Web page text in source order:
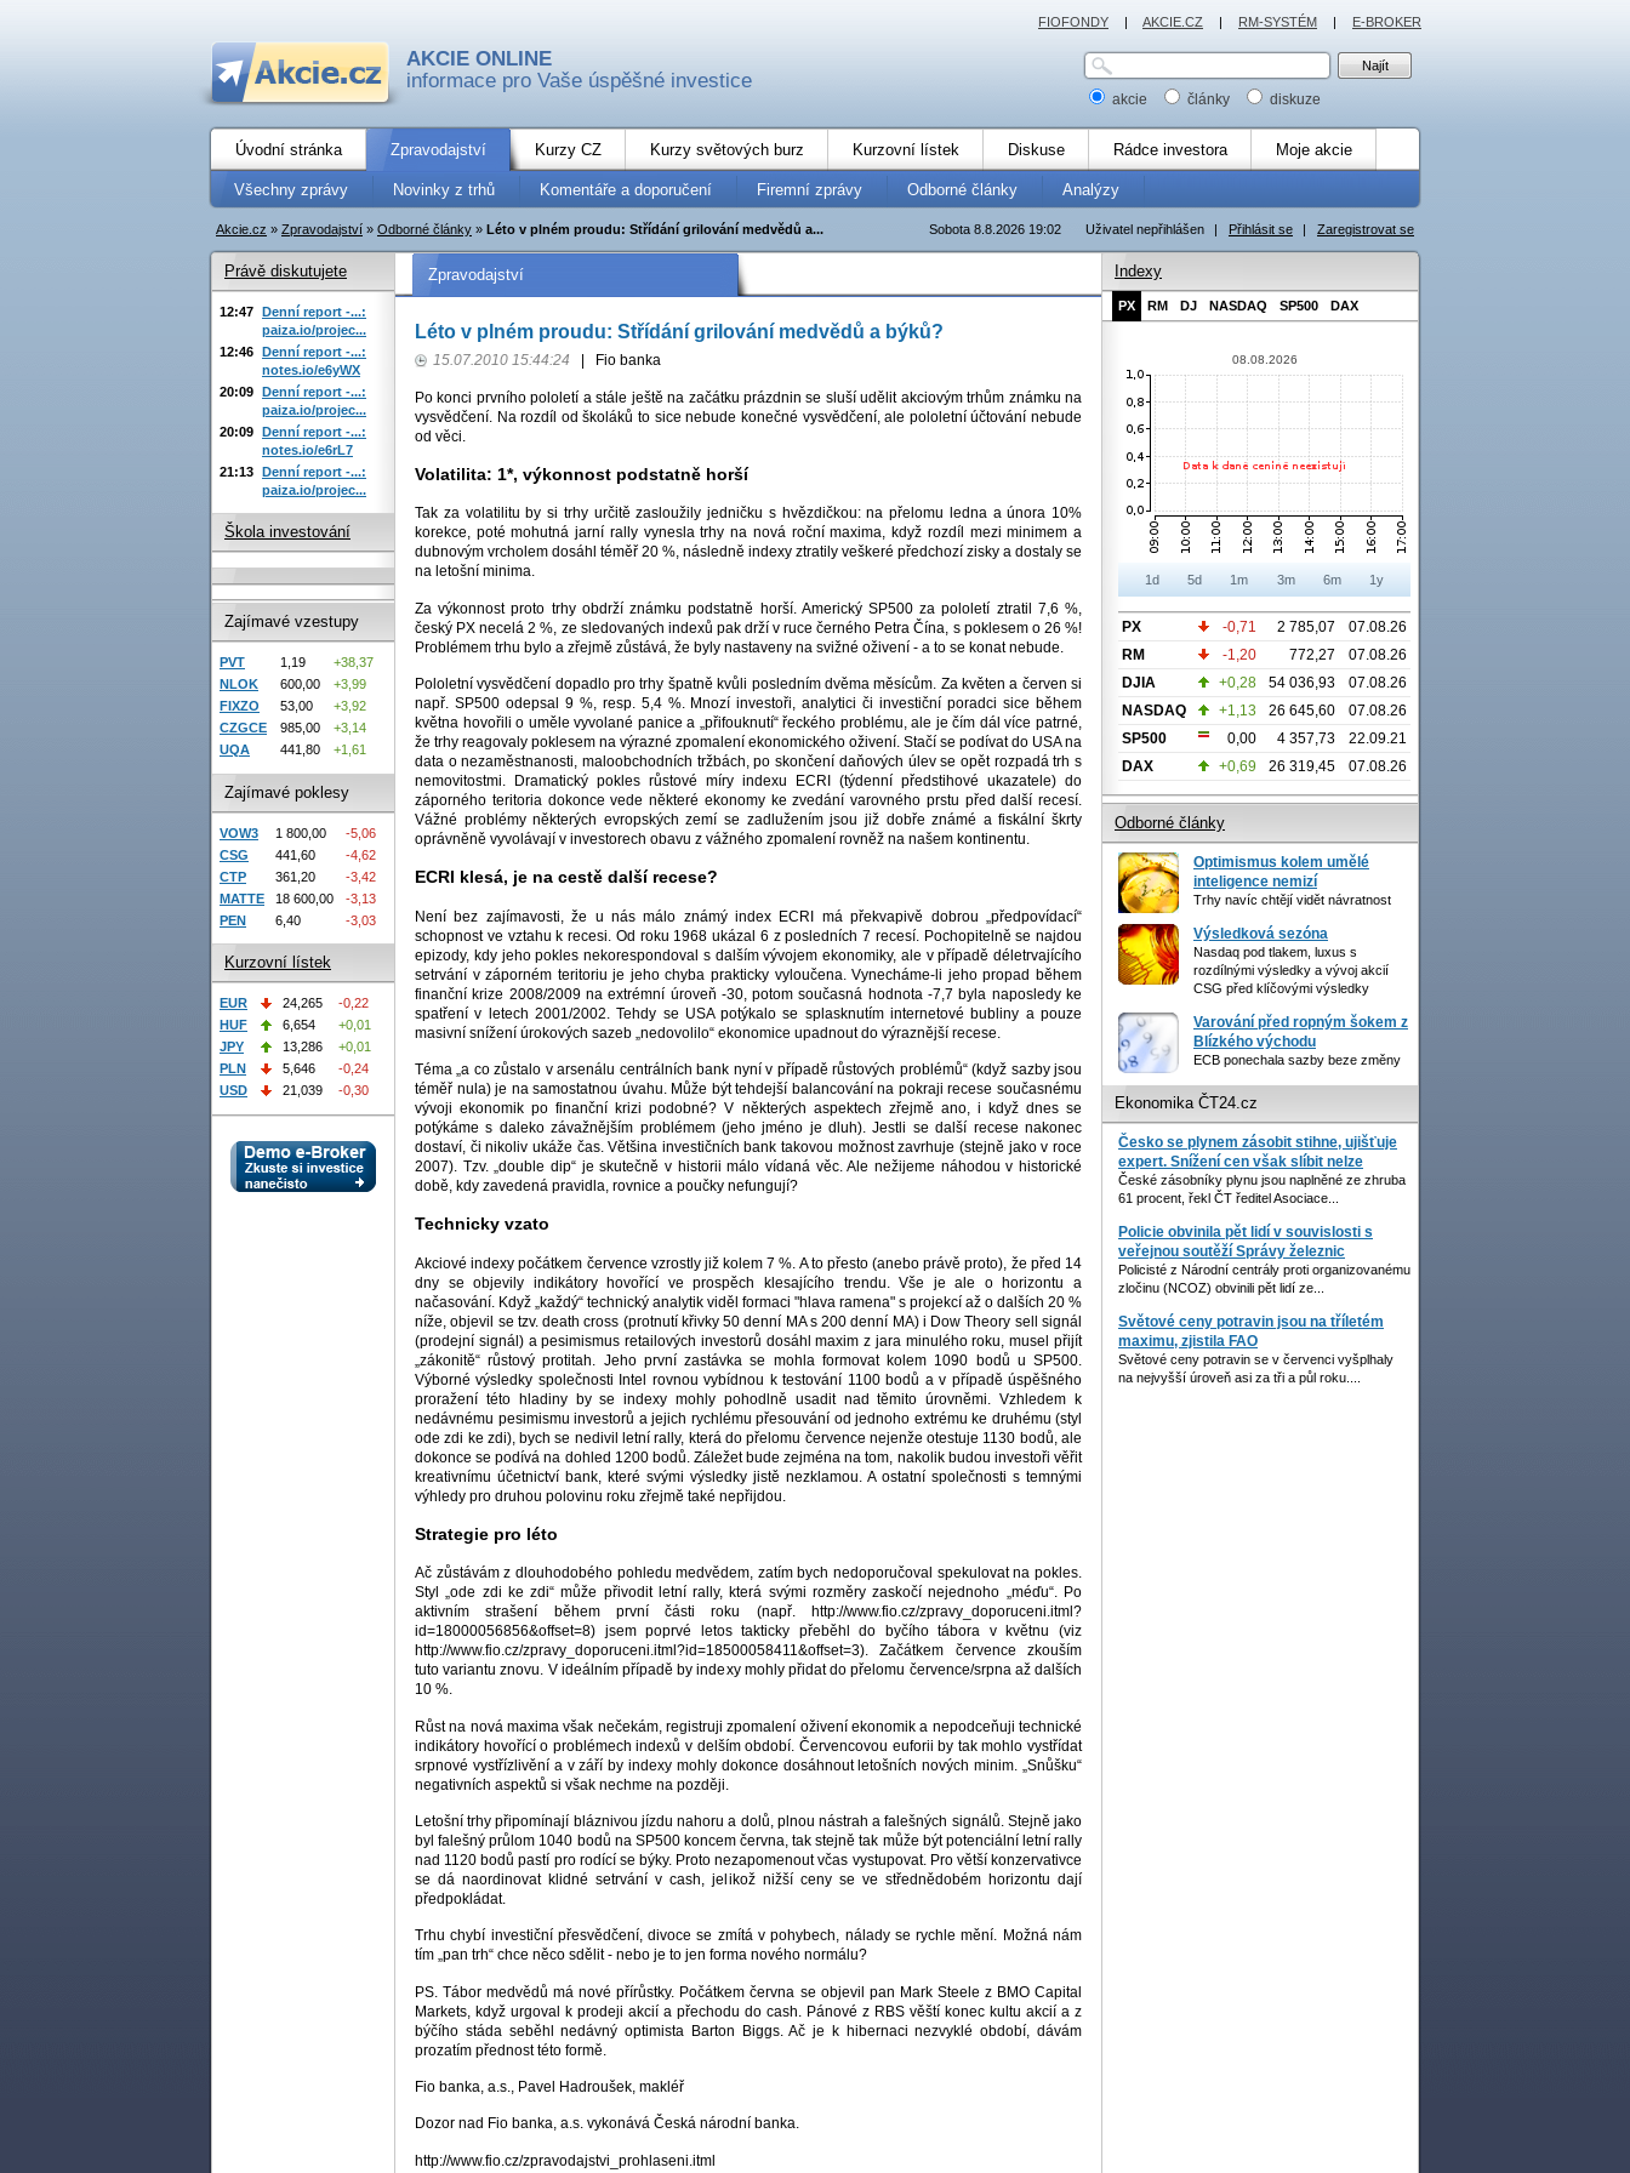
AKCIE ONLINE
informace pro Vaše úspěšné investice
akcie články diskuze
Úvodní stránka Zpravodajství Kurzy CZ Kurzy světových burz Kurzovní lístek Diskuse Rádce investora Moje akcie
Všechny zprávy Novinky z trhů Komentáře a doporučení Firemní zprávy Odborné články Analýzy
Uživatel nepřihlášen | Přihlásit se | Zaregistrovat se
Sobota 8.8.2026 19:02
Akcie.cz » Zpravodajství » Odborné články » Léto v plném proudu: Střídání grilování medvědů a...
Zpravodajství
Léto v plném proudu: Střídání grilování medvědů a býků?
15.07.2010 15:44:24 Fio banka
Po konci prvního pololetí a stále ještě na začátku prázdnin se sluší udělit akciovým trhům známku na
vysvědčení. Na rozdíl od školáků to sice nebude konečné vysvědčení, ale pololetní účtování nebude
od věci.
Volatilita: 1*, výkonnost podstatně horší
Tak za volatilitu by si trhy určitě zasloužily jedničku s hvězdičkou: na přelomu ledna a února 10%
korekce, poté mohutná jarní rally vynesla trhy na nová roční maxima, když rozdíl mezi minimem a
dubnovým vrcholem dosáhl téměř 20 %, následně indexy ztratily veškeré předchozí zisky a dostaly se
na letošní minima.
Za výkonnost proto trhy obdrží známku podstatně horší. Americký SP500 za pololetí ztratil 7,6 %,
český PX necelá 2 %, ze sledovaných indexů pak drží v ruce černého Petra Čína, s poklesem o 26 %!
Problémem trhu bylo a zřejmě zůstává, že byly nastaveny na svižné oživení - a to se konat nebude.
Pololetní vysvědčení dopadlo pro trhy špatně kvůli posledním dvěma měsícům. Za květen a červen si
např. SP500 odepsal 9 %, resp. 5,4 %. Mnozí investoři, analytici či investiční poradci sice během
května hovořili o uměle vyvolané panice a „přifouknutí“ řeckého problému, ale je čím dál více patrné,
že trhy reagovaly poklesem na výrazné zpomalení ekonomického oživení. Stačí se podívat do USA na
data o nezaměstnanosti, maloobchodních tržbách, po skončení daňových úlev se opět rozpadá trh s
nemovitostmi. Dramatický pokles růstové míry indexu ECRI (týdenní předstihové ukazatele) do
záporného teritoria dokonce vede některé ekonomy ke zvedání varovného prstu před další recesí.
Vážné problémy některých evropských zemí se zadlužením jsou již dobře známé a fiskální škrty
oprávněně vyvolávají v investorech obavu z vážného zpomalení rovněž na našem kontinentu.
ECRI klesá, je na cestě další recese?
Není bez zajímavosti, že u nás málo známý index ECRI má překvapivě dobrou „předpovídací“
schopnost ve vztahu k recesi. Od roku 1968 ukázal 6 z posledních 7 recesí. Pochopitelně se najdou
epizody, kdy jeho pokles nekorespondoval s dalším vývojem ekonomiky, ale v případě déletrvajícího
setrvání v záporném teritoriu je jeho chyba prakticky vyloučena. Vynecháme-li jeho propad během
finanční krize 2008/2009 na extrémní úroveň -30, potom současná hodnota -7,7 byla naposledy ke
spatření v letech 2001/2002. Tehdy se USA potýkalo se splasknutím internetové bubliny a pouze
masivní snížení úrokových sazeb „nedovolilo“ ekonomice upadnout do výraznější recese.
Téma „a co zůstalo v arsenálu centrálních bank nyní v případě růstových problémů“ (když sazby jsou
téměř nula) je na samostatnou úvahu. Může být tehdejší balancování na pokraji recese současnému
vývoji ekonomik po finanční krizi podobné? V některých aspektech zřejmě ano, i když dnes se
potýkáme s daleko závažnějším problémem (jeho jméno je dluh). Jestli se další recese nakonec
dostaví, či nikoliv ukáže čas. Většina investičních bank takovou možnost zavrhuje (stejně jako v roce
2007). Tzv. „double dip“ je skutečně v historii málo vídaná věc. Ale nežijeme náhodou v historické
době, kdy zavedená pravidla, rovnice a poučky nefungují?
Technicky vzato
Akciové indexy počátkem července vzrostly již kolem 7 %. A to přesto (anebo právě proto), že před 14
dny se objevily indikátory hovořící ve prospěch klesajícího trendu. Vše je ale o horizontu a
načasování. Když „každý“ technický analytik viděl formaci "hlava ramena" s projekcí až o dalších 20 %
níže, objevil se tzv. death cross (protnutí křivky 50 denní MA s 200 denní MA) i Dow Theory sell signál
(prodejní signál) a pesimismus retailových investorů dosáhl maxim z jara minulého roku, musel přijít
„zákonitě“ růstový protitah. Jeho první zastávka se mohla formovat kolem 1090 bodů u SP500.
Výborné výsledky společnosti Intel rovnou vybídnou k testování 1100 bodů a v případě úspěšného
proražení této hladiny by se indexy mohly pohodlně usadit nad těmito úrovněmi. Vzhledem k
nedávnému pesimismu investorů a jejich rychlému přesouvání od jednoho extrému ke druhému (styl
ode zdi ke zdi), bych se nedivil letní rally, která do přelomu července nejenže otestuje 1130 bodů, ale
dokonce se podívá na dohled 1200 bodů. Záležet bude zejména na tom, nakolik budou investoři věřit
kreativnímu účetnictví bank, které svými výsledky jistě nezklamou. A ostatní společnosti s temnými
výhledy pro druhou polovinu roku zřejmě také nepřijdou.
Strategie pro léto
Ač zůstávám z dlouhodobého pohledu medvědem, zatím bych nedoporučoval spekulovat na pokles.
Styl „ode zdi ke zdi“ může přivodit letní rally, která svými rozměry zaskočí nejednoho „méďu“. Po
aktivním strašení během první části roku (např. http://www.fio.cz/zpravy_doporuceni.itml?
id=18000056856&offset=8) jsem poprvé letos takticky přeběhl do byčího tábora v květnu (viz
http://www.fio.cz/zpravy_doporuceni.itml?id=18500058411&offset=3). Začátkem července zkouším
tuto variantu znovu. V ideálním případě by indexy mohly přidat do přelomu července/srpna až dalších
10 %.
Růst na nová maxima však nečekám, registruji zpomalení oživení ekonomik a nepodceňuji technické
indikátory hovořící o problémech indexů v delším období. Červencovou euforii by tak mohlo vystřídat
srpnové vystřízlivění a v září by indexy mohly dokonce dosáhnout letošních nových minim. „Snůšku“
negativních aspektů si však nechme na později.
Letošní trhy připomínají bláznivou jízdu nahoru a dolů, plnou nástrah a falešných signálů. Stejně jako
byl falešný průlom 1040 bodů na SP500 koncem června, tak stejně tak může být potenciální letní rally
nad 1120 bodů pastí pro rodící se býky. Proto nezapomenout včas vystupovat. Pro větší konzervativce
se dá naordinovat klidné setrvání v cash, jelikož nižší ceny se ve střednědobém horizontu dají
předpokládat.
Trhu chybí investiční přesvědčení, divoce se zmítá v pohybech, nálady se rychle mění. Možná nám
tím „pan trh“ chce něco sdělit - nebo je to jen forma nového normálu?
PS. Tábor medvědů má nové přírůstky. Počátkem června se objevil pan Mark Steele z BMO Capital
Markets, když urgoval k prodeji akcií a přechodu do cash. Pánové z RBS věští konec kultu akcií a z
býčího stáda seběhl nedávný optimista Barton Biggs. Ač je k hibernaci nezvyklé období, dávám
prozatím přednost této formě.
Fio banka, a.s., Pavel Hadroušek, makléř
Dozor nad Fio banka, a.s. vykonává Česká národní banka.
http://www.fio.cz/zpravodajstvi_prohlaseni.itml
Právě diskutujete
12:47 Denní report -...:
paiza.io/projec...
12:46 Denní report -...:
notes.io/e6yWX
20:09 Denní report -...:
paiza.io/projec...
20:09 Denní report -...:
notes.io/e6rL7
21:13 Denní report -...:
paiza.io/projec...
Škola investování
Zajímavé vzestupy
PVT 1,19
+38,37
NLOK
600,00
+3,99
FIXZO
53,00
+3,92
CZGCE
985,00
+3,14
UQA
441,80 +1,61
Zajímavé poklesy
VOW3 1 800,00
-5,06
CSG
441,60
-4,62
CTP
361,20
-3,42
MATTE
18 600,00
-3,13
PEN
6,40 -3,03
Kurzovní lístek
EUR 24,265
-0,22
HUF
6,654
+0,01
JPY
13,286
+0,01
PLN
5,646
-0,24
USD
21,039 -0,30
Indexy
PX RM DJ NASDAQ SP500 DAX
08.08.2026
1d 5d 1m 3m 6m 1y
PX -0,71 2 785,07
07.08.26
RM
-1,20 772,27
07.08.26
DJIA
+0,28 54 036,93
07.08.26
NASDAQ
+1,13 26 645,60
07.08.26
SP500
0,00 4 357,73
22.09.21
DAX
+0,69 26 319,45 07.08.26
Odborné články
Optimismus kolem umělé
inteligence nemizí
Trhy navíc chtějí vidět návratnost
Výsledková sezóna
Nasdaq pod tlakem, luxus s
rozdílnými výsledky a vývoj akcií
CSG před klíčovými výsledky
Varování před ropným šokem z
Blízkého východu
ECB ponechala sazby beze změny
Ekonomika ČT24.cz
Česko se plynem zásobit stihne, ujišťuje
expert. Snížení cen však slíbit nelze
České zásobníky plynu jsou naplněné ze zhruba
61 procent, řekl ČT ředitel Asociace...
Policie obvinila pět lidí v souvislosti s
veřejnou soutěží Správy železnic
Policisté z Národní centrály proti organizovanému
zločinu (NCOZ) obvinili pět lidí ze...
Světové ceny potravin jsou na tříletém
maximu, zjistila FAO
Světové ceny potravin se v červenci vyšplhaly
na nejvyšší úroveň asi za tři a půl roku....
FIOFONDY | AKCIE.CZ | RM-SYSTÉM | E-BROKER